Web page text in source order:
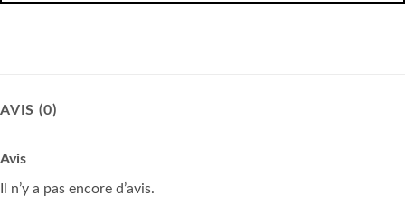
AVIS (0)
Avis
Il n’y a pas encore d’avis.